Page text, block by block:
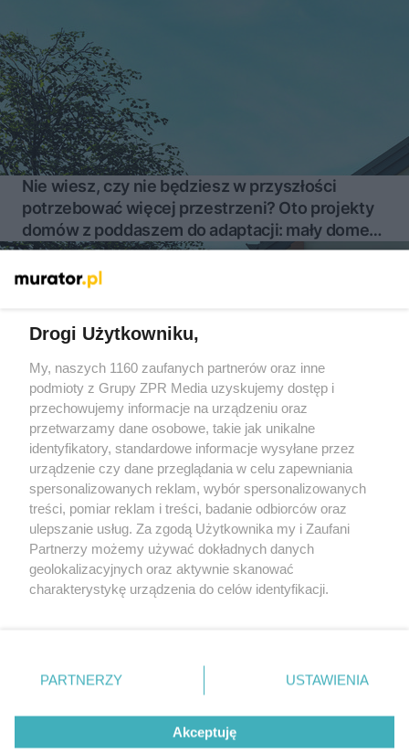
Nie wiesz, czy nie będziesz w przyszłości
potrzebować więcej przestrzeni? Oto projekty
domów z poddaszem do adaptacji: mały domek i
willa
Żaden utwór zamieszczony w serwisie nie może być powielany i
rozpowszechniany lub dalej rozpowszechniany w jakikolwiek
sposób (w tym także elektroniczny lub mechaniczny) na
jakimkolwiek polu eksploatacji w jakiejkolwiek formie, włącznie z
umieszczaniem w Internecie bez pisemnej zgody właściciela praw.
Jakiekolwiek użycie lub wykorzystanie utworów w całości lub w
części z naruszeniem prawa, tzn. bez właściwej zgody, jest
zabronione pod groźbą kary i może być ścigane prawnie.
Drogi Użytkowniku,
My, naszych 1160 zaufanych partnerów oraz inne
podmioty z Grupy ZPR Media uzyskujemy dostęp i
przechowujemy informacje na urządzeniu oraz
przetwarzamy dane osobowe, takie jak unikalne
identyfikatory, standardowe informacje wysyłane przez
urządzenie czy dane przeglądania w celu zapewniania
spersonalizowanych reklam, wybór spersonalizowanych
treści, pomiar reklam i treści, badanie odbiorców oraz
ulepszanie usług. Za zgodą Użytkownika my i Zaufani
Partnerzy możemy używać dokładnych danych
geolokalizacyjnych oraz aktywnie skanować
charakterystykę urządzenia do celów identyfikacji.
zmienić/wycofać klikając przycisk ustawień prywatności
znajdujący się w lewym dolnym rogu strony
rodzaje przetwarzania danych nie wymagają zgody
użytkownika, ale masz prawo sprzeciwić się takiemu
PARTNERZY USTAWIENIA
Akceptuję